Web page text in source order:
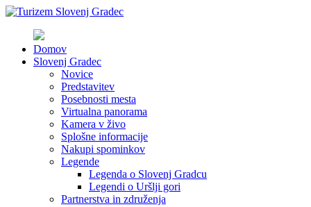
Domov
Slovenj Gradec
Novice
Predstavitev
Posebnosti mesta
Virtualna panorama
Kamera v živo
Splošne informacije
Nakupi spominkov
Legende
Legenda o Slovenj Gradcu
Legendi o Uršlji gori
Partnerstva in združenja